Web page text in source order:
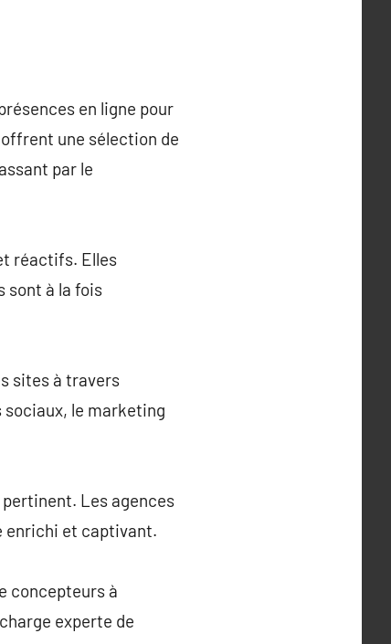
en ligne pour
une sélection de
par le
réactifs. Elles
sont à la fois
sites à travers
le marketing
Les agences
enrichi et captivant.
concepteurs à
experte de